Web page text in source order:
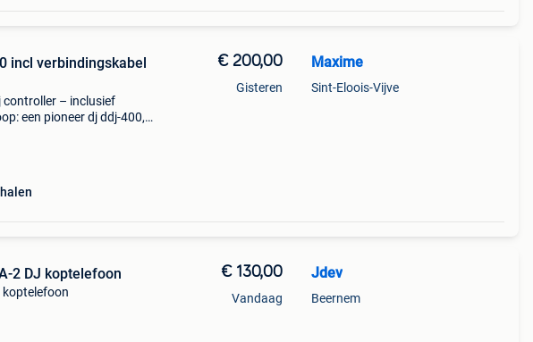
incl verbindingskabel
controller – inclusief
een pioneer dj ddj-400,
€ 200,00
Gisteren
Maxime
Sint-Eloois-Vijve
2 DJ koptelefoon
koptelefoon
€ 130,00
Vandaag
Jdev
Beernem